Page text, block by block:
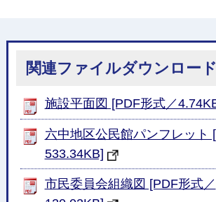
関連ファイルダウンロード
施設平面図 [PDF形式／
六中地区公民館パンフレット
533.34KB]
市民委員会組織図 [PDF形式／